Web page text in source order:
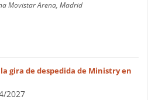
Movistar Arena, Madrid
gira de despedida de Ministry en
2027